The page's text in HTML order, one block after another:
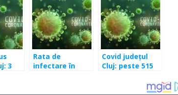
3
Rata de
infectare în
Covid județul
Cluj: peste 515
ultimele 24 de